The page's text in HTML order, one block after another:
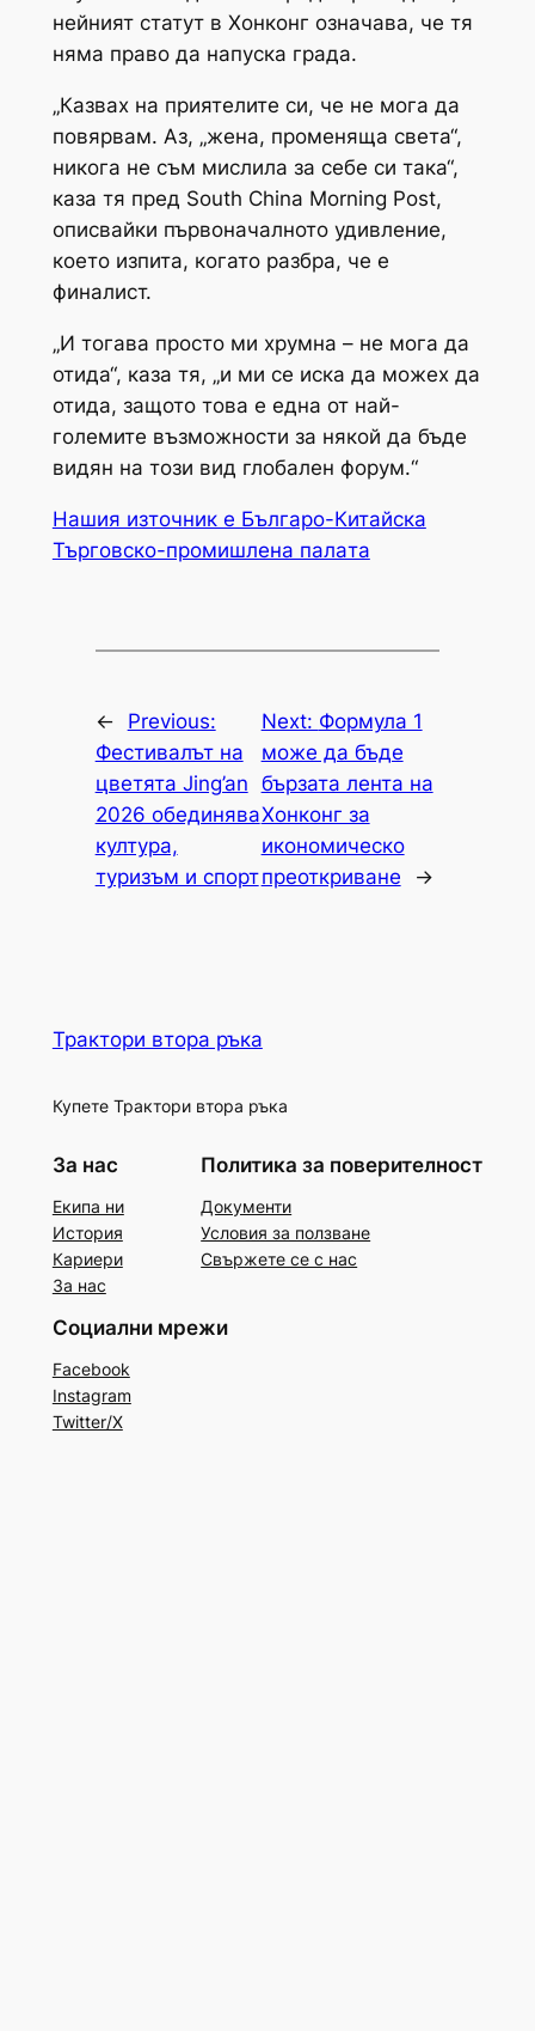
нейният статут в Хонконг означава, че тя
няма право да напуска града.
„Казвах на приятелите си, че не мога да
повярвам. Аз, „жена, променяща света“,
никога не съм мислила за себе си така“,
каза тя пред South China Morning Post,
описвайки първоначалното удивление,
което изпита, когато разбра, че е
финалист.
„И тогава просто ми хрумна – не мога да
отида“, каза тя, „и ми се иска да можех да
отида, защото това е една от най-
големите възможности за някой да бъде
видян на този вид глобален форум.“
Нашия източник е Българо-Китайска
Търговско-промишлена палaта
←
Previous:
Фестивалът на
цветята Jing’an
2026 обединява
култура,
туризъм и спорт
Next: Формула 1
може да бъде
бързата лента на
Хонконг за
икономическо
преоткриване
→
Трактори втора ръка
Купете Трактори втора ръка
За нас
Екипа ни
История
Кариери
За нас
Политика за поверителност
Документи
Условия за ползване
Свържете се с нас
Социални мрежи
Facebook
Instagram
Twitter/X